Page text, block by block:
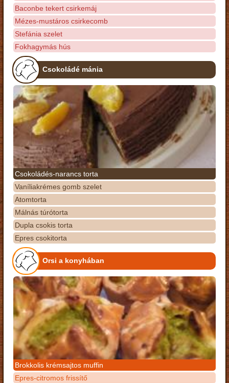
Baconbe tekert csirkemáj
Mézes-mustáros csirkecomb
Stefánia szelet
Fokhagymás hús
Csokoládé mánia
Csokoládés-narancs torta
Vaníliakrémes gomb szelet
Atomtorta
Málnás túrótorta
Dupla csokis torta
Epres csokitorta
Orsi a konyhában
Brokkolis krémsajtos muffin
Epres-citromos frissítő